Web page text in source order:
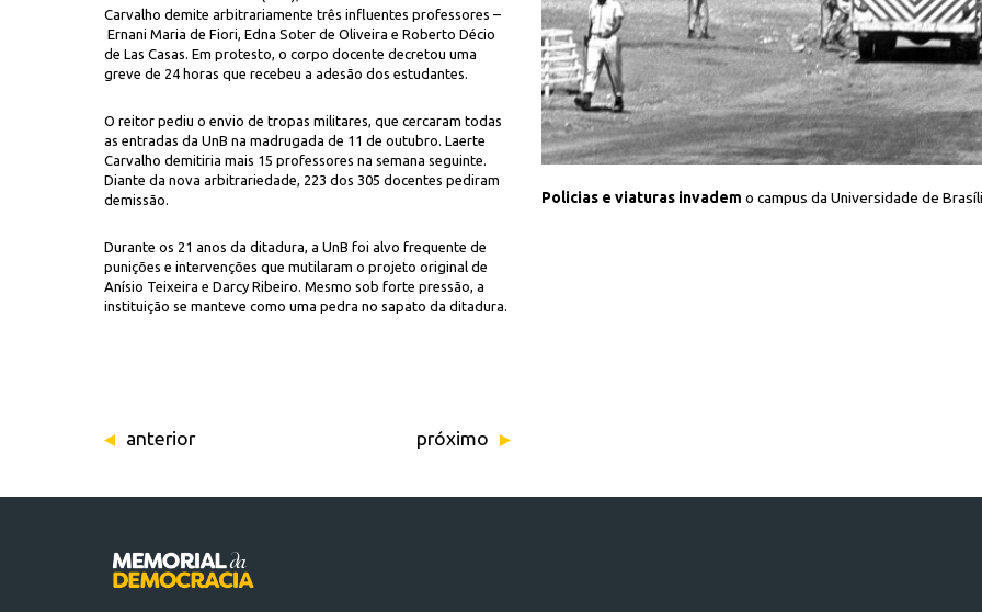
Carvalho demite arbitrariamente três influentes professores –
Ernani Maria de Fiori, Edna Soter de Oliveira e Roberto Décio
de Las Casas. Em protesto, o corpo docente decretou uma
greve de 24 horas que recebeu a adesão dos estudantes.
O reitor pediu o envio de tropas militares, que cercaram todas
as entradas da UnB na madrugada de 11 de outubro. Laerte
Carvalho demitiria mais 15 professores na semana seguinte.
Diante da nova arbitrariedade, 223 dos 305 docentes pediram
demissão.
Durante os 21 anos da ditadura, a UnB foi alvo frequente de
punições e intervenções que mutilaram o projeto original de
Anísio Teixeira e Darcy Ribeiro. Mesmo sob forte pressão, a
instituição se manteve como uma pedra no sapato da ditadura.
anterior próximo
tropas militares para reprimir greve de professores e estudantes
Reprodução/CPDoc JB
Policias e viaturas invadem o campus da Universidade de